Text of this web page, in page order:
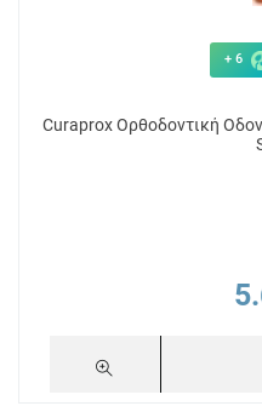
+ 6
Curaprox Ορθοδοντική